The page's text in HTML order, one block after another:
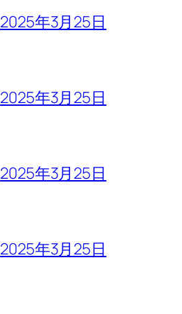
2025年3月25日
2025年3月25日
2025年3月25日
2025年3月25日